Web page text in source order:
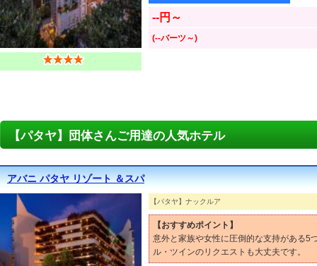
--円～
(--バーツ～)
【パタヤ】団体さんご用達の人気ホテル
アバニ パタヤ リゾート ＆スパ
【パタヤ】ナックルア
【おすすめポイント】
意外と家族や女性に圧倒的な支持がある5
ル・ツインのリクエストも大丈夫です。